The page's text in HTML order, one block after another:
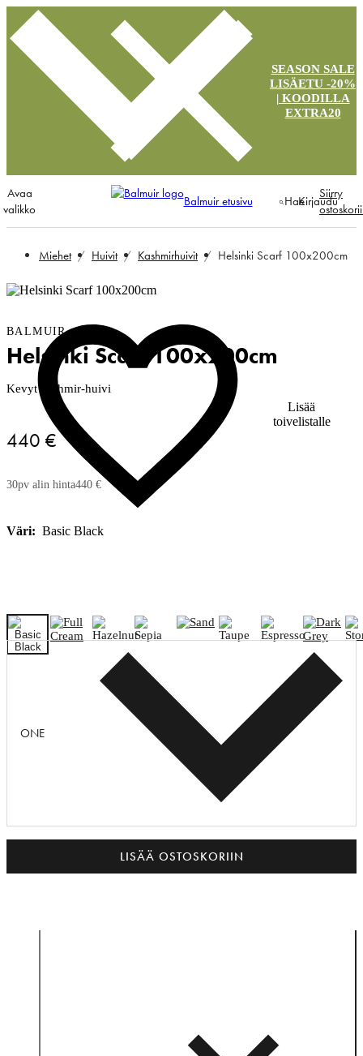
SEASON SALE
LISÄETU -20%
| KOODILLA
EXTRA20
Avaa
valikko
Balmuir etusivu HaeKirjaudu
Siirry
Miehet Huivit Kashmirhuivit Helsinki Scarf 100x200cm
Lisää
toivelistalle
BALMUIR
Helsinki Scarf 100x200cm
Kevyt kashmir-huivi
440 €
30pv alin hinta440 €
Väri: Basic Black
ONE
LISÄÄ OSTOSKORIIN